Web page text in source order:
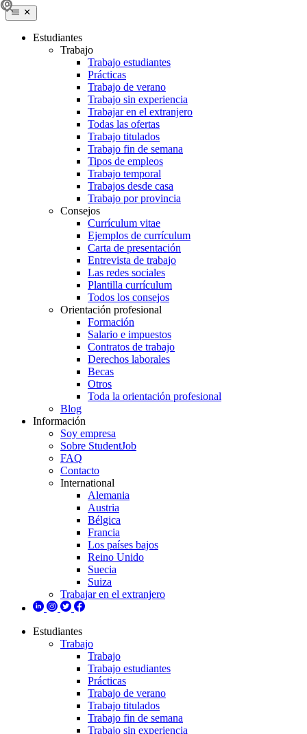
Estudiantes
Trabajo
Trabajo estudiantes
Prácticas
Trabajo de verano
Trabajo sin experiencia
Trabajar en el extranjero
Todas las ofertas
Trabajo titulados
Trabajo fin de semana
Tipos de empleos
Trabajo temporal
Trabajos desde casa
Trabajo por provincia
Consejos
Currículum vitae
Ejemplos de currículum
Carta de presentación
Entrevista de trabajo
Las redes sociales
Plantilla currículum
Todos los consejos
Orientación profesional
Formación
Salario e impuestos
Contratos de trabajo
Derechos laborales
Becas
Otros
Toda la orientación profesional
Blog
Información
Soy empresa
Sobre StudentJob
FAQ
Contacto
International
Alemania
Austria
Bélgica
Francia
Los países bajos
Reino Unido
Suecia
Suiza
Trabajar en el extranjero
Estudiantes
Trabajo
Trabajo
Trabajo estudiantes
Prácticas
Trabajo de verano
Trabajo titulados
Trabajo fin de semana
Trabajo sin experiencia